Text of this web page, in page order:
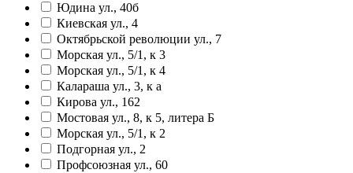
Юдина ул., 40б
Киевская ул., 4
Октябрьской революции ул., 7
Морская ул., 5/1, к 3
Морская ул., 5/1, к 4
Калараша ул., 3, к а
Кирова ул., 162
Мостовая ул., 8, к 5, литера Б
Морская ул., 5/1, к 2
Подгорная ул., 2
Профсоюзная ул., 60